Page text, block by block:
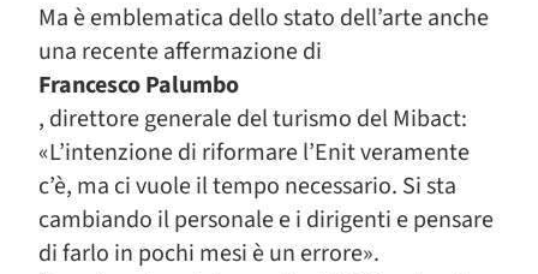
Ma è emblematica dello stato dell’arte anche
una recente affermazione di
Francesco Palumbo
, direttore generale del turismo del Mibact:
«L’intenzione di riformare l’Enit veramente
c’è, ma ci vuole il tempo necessario. Si sta
cambiando il personale e i dirigenti e pensare
di farlo in pochi mesi è un errore».